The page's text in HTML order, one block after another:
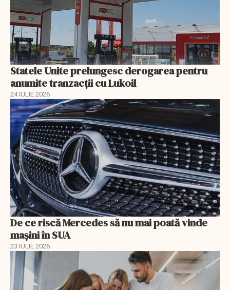
Statele Unite prelungesc derogarea pentru
anumite tranzacții cu Lukoil
24 IULIE 2026
De ce riscă Mercedes să nu mai poată vinde
mașini în SUA
23 IULIE 2026